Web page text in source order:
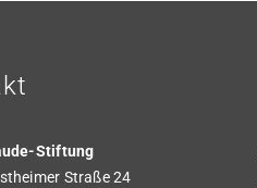
Stiftung
Straße 24